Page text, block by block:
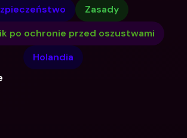
Zasady
po ochronie przed oszustwami
Holandia